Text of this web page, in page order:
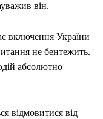
він.
включення України
не бентежить.
абсолютно
відмовитися від